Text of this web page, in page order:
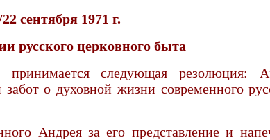
сентября 1971 г.
русского церковного быта
следующая резолюция:
о духовной жизни современного
Андрея за его представление и